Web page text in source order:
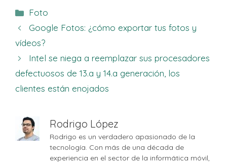
Categorías
Foto
Google Fotos: ¿cómo exportar tus fotos y
vídeos?
Intel se niega a reemplazar sus procesadores
defectuosos de 13.a y 14.a generación, los
clientes están enojados
Rodrigo López
Rodrigo es un verdadero apasionado de la
tecnología. Con más de una década de
experiencia en el sector de la informática móvil,